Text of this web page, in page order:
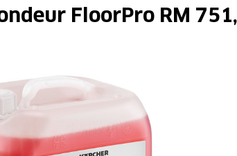
FloorPro RM